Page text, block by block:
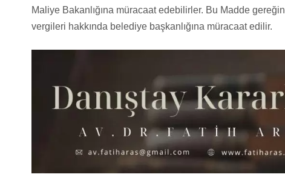
Maliye Bakanlığına müracaat edebilirler. Bu Madde
vergileri hakkında belediye başkanlığına müracaat edilir.